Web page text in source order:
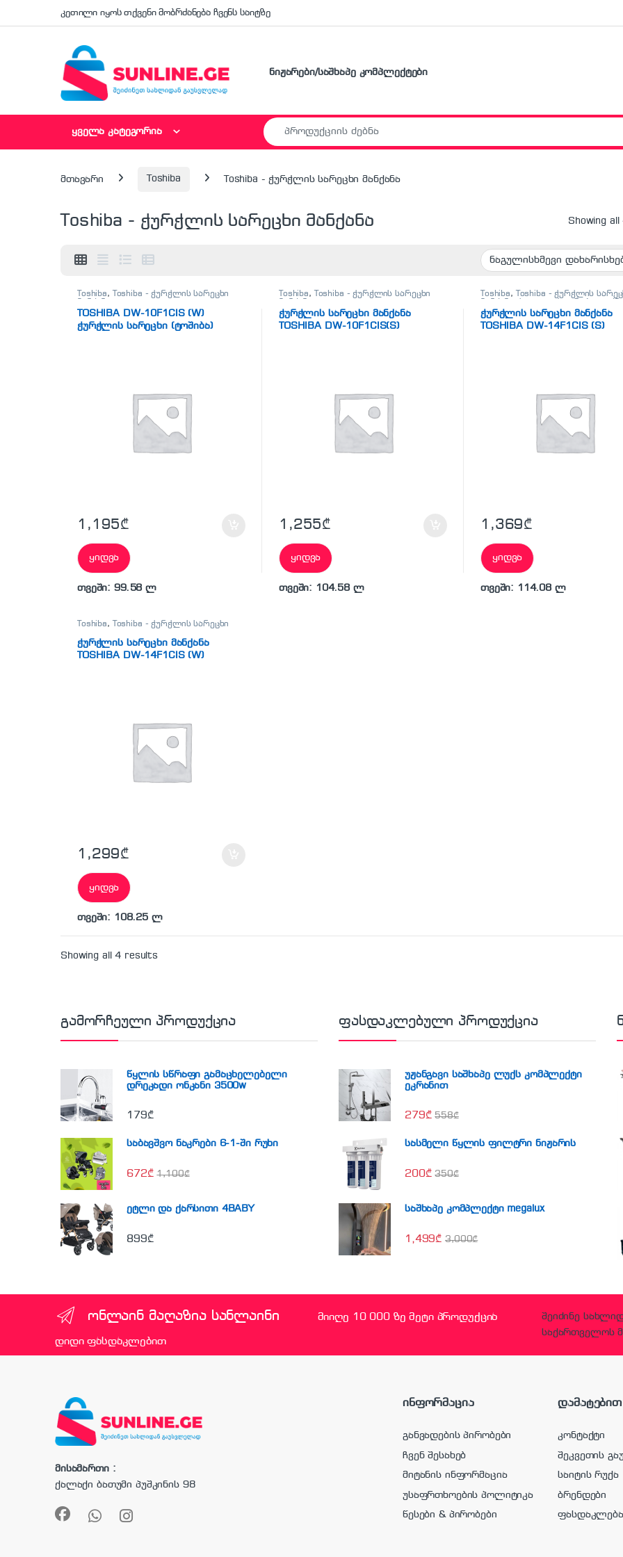
კეთილი იყოს თქვენი მობრძანება ჩვენს საიტზე
ნიჟარები/საშხაპე კომპლექტები
ყველა კატეგორია
Search for:
მთავარი Toshiba Toshiba - ჭურჭლის სარეცხი მანქანა
Toshiba - ჭურჭლის სარეცხი მანქანა Showing
Toshiba,
Toshiba - ჭურჭლის სარეცხი
TOSHIBA DW-10F1CIS (W)
ჭურჭლის სარეცხი (ტოშიბა)
1,195₾
ყიდვა
თვეში: 99.58 ლ
Toshiba,
Toshiba - ჭურჭლის სარეცხი
ჭურჭლის სარეცხი მანქანა
TOSHIBA DW-10F1CIS(S)
1,255₾
ყიდვა
თვეში: 104.58 ლ
Toshiba,
Toshiba - ჭურჭლის
ჭურჭლის სარეცხი მანქანა
TOSHIBA DW-14F1CIS (S)
1,369₾
ყიდვა
თვეში: 114.08 ლ
Toshiba,
Toshiba - ჭურჭლის სარეცხი
ჭურჭლის სარეცხი მანქანა
TOSHIBA DW-14F1CIS (W)
1,299₾
ყიდვა
თვეში: 108.25 ლ
Showing all 4 results
გამორჩეული პროდუქცია
წყლის სწრაფი გამაცხელებელი
დრეკადი ონკანი 3500w
179₾
საბავშვო ნაკრები 6-1-ში რუხი
672₾ 1,100₾
ეტლი და ქარსითი 4BABY
899₾
ფასდაკლებული პროდუქცია
უჟანგავი საშხაპე ლუქს კომპლექტი
ეკრანით
279₾ 558₾
სასმელი წყლის ფილტრი ნიჟარის
200₾ 350₾
საშხაპე კომპლექტი megalux
1,499₾ 3,000₾
ონლაინ მაღაზია სანლაინი მიიღე 10 000 ზე მეტი პროდუქცია
დიდი ფასდაკლებით
შეიძინე
საქართველოს
მისამართი :
ქალაქი ბათუმი პუშკინის 98
ინფორმაცია
განვადების პირობები
ჩვენ შესახებ
მიტანის ინფორმაცია
უსაფრთხოების პოლიტიკა
წესები & პირობები
დამატებით
კონტაქტი
შეკვეთის
საიტის რუქა
ბრენდები
ფასდაკლება